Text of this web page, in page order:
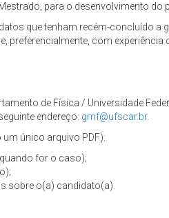
para o desenvolvimento do
que tenham recém-concluído
com experiência
de Física / Universidade
endereço: gmf@ufscar.br.
único arquivo PDF):
for o caso);
sobre o(a) candidato(a).